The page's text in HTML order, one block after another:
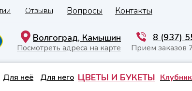
Отзывы Вопросы
8 (937)
Прием заказов
Волгоград, Камышин
Для неё ЦВЕТЫ И БУКЕТЫ
Для него
Контакты
Посмотреть адреса на карте